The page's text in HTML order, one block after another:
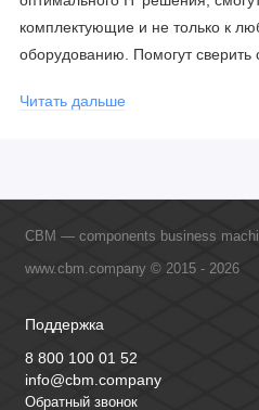
комплектующие и не только к
оборудованию. Помогут сверить
официальными
Читать дальше
CBM — components business
www.cbm.company © 2015 - 2026
Поддержка
8 800 100 01 52
info@cbm.company
Обратный звонок